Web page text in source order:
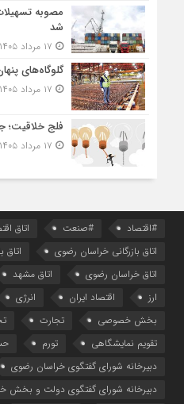
مصوبه
شد
گلوگاه‌های
فلج خلاقیت؛
#اقتصاد #صنعت اتاق
اتاق بازرگانی خراسان رضوی
اتاق
اتاق خراسان رضوی
اتاق مشهد
ارز
اقتصاد ایران انرژی
بخش خصوصی
تجارت
تقویم نمایشگاهی
تورم
دبیرخانه شورای گفتگوی خراسان رضوی
دبیرخانه شورای گفتگوی دولت و